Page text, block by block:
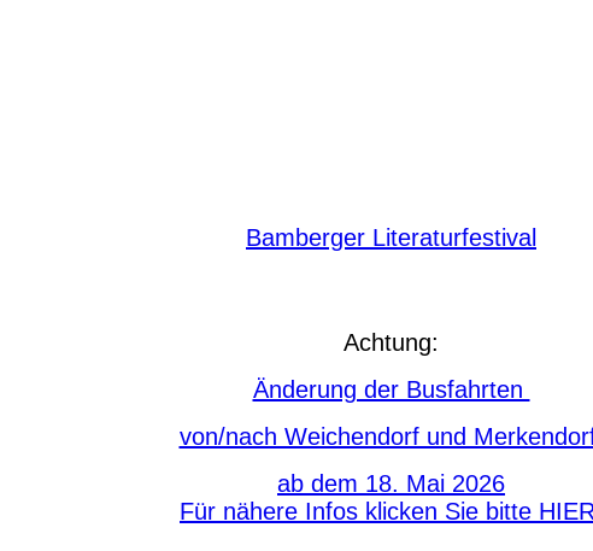
Bamberger Literaturfestival
Achtung:
Änderung der Busfahrten
von/nach Weichendorf und
ab dem 18. Mai 2026
Für nähere Infos klicken Sie bitte